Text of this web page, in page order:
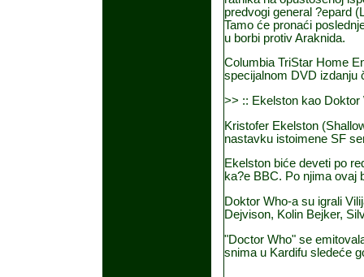
predvogi general ?epard
Tamo će pronaći
u borbi protiv Araknida.
Columbia TriStar Home
specijalnom DVD izdanju
>> :: Ekelston kao Doktor
Kristofer Ekelston
nastavku istoimene SF
Ekelston biće deveti po
ka?e BBC. Po njima ovaj
Doktor Who-a su igrali
Dejvison, Kolin Bejker,
"Doctor Who" se
snima u Kardifu sledeće